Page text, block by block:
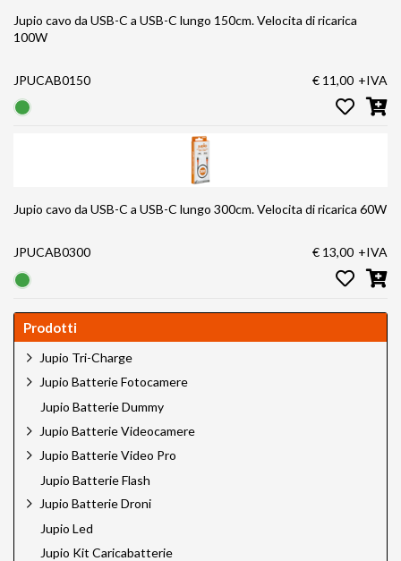
Jupio cavo da USB-C a USB-C lungo 150cm. Velocita di ricarica
100W
JPUCAB0150 € 11,00 +IVA
Jupio cavo da USB-C a USB-C lungo 300cm. Velocita di ricarica 60W
JPUCAB0300 € 13,00 +IVA
Prodotti
Jupio Tri-Charge
Jupio Batterie Fotocamere
Jupio Batterie Dummy
Jupio Batterie Videocamere
Jupio Batterie Video Pro
Jupio Batterie Flash
Jupio Batterie Droni
Jupio Led
Jupio Kit Caricabatterie